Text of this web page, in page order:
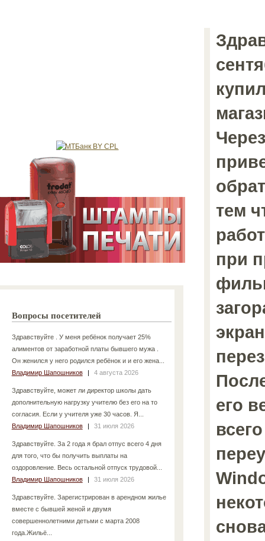
Вопросы посетителей
Здравствуйте . У меня ребёнок получает 25%
алиментов от заработной платы бывшего мужа .
Он женился у него родился ребёнок и и его жена...
Владимир Шапошников
| 4 августа 2026
Здравствуйте, может ли директор школы дать
дополнительную нагрузку учителю без его на то
согласия. Если у учителя уже 30 часов. Я...
Владимир Шапошников
| 31 июля 2026
Здравствуйте. За 2 года я брал отпус всего 4 дня
для того, что бы получить выплаты на
оздоровление. Весь остальной отпуск трудовой...
Владимир Шапошников
| 31 июля 2026
Здравствуйте. Зарегистрирован в арендном жилье
вместе с бывшей женой и двумя
совершеннолетними детьми с марта 2008
года.Жильё...
тем
при
его